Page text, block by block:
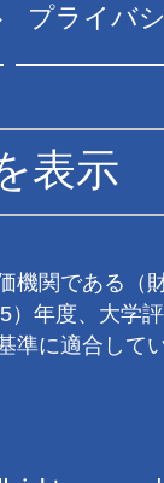
プライバ
表示
機関である（
）年度、大学
準に適合して